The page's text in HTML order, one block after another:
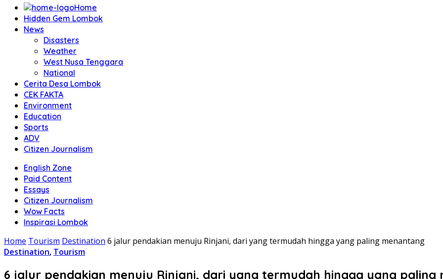
Home
Hidden Gem Lombok
News
Disasters
Weather
West Nusa Tenggara
National
Cerita Desa Lombok
CEK FAKTA
Environment
Education
Sports
ADV
Citizen Journalism
English Zone
Paid Content
Essays
Citizen Journalism
Wow Facts
Inspirasi Lombok
Home Tourism Destination 6 jalur pendakian menuju Rinjani, dari yang termudah hingga yang paling menantang
Destination, Tourism
6 jalur pendakian menuju Rinjani, dari yang termudah hingga yang paling